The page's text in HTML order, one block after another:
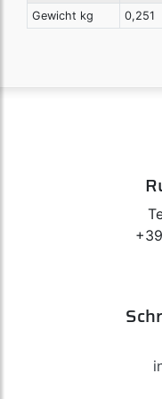
Gewicht kg 0,251